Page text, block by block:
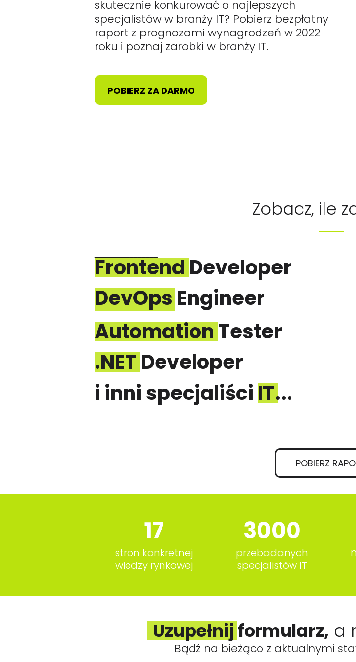
skutecznie konkurować o najlepszych
specjalistów w branży IT? Pobierz bezpłatny
raport z prognozami wynagrodzeń w 2022
roku i poznaj zarobki w branży IT.
POBIERZ ZA DARMO
Zobacz, ile
Frontend Developer
DevOps Engineer
Automation Tester
.NET Developer
i inni specjaliści IT...
POBIERZ
17
stron konkretnej
wiedzy rynkowej
3000
przebadanych
specjalistów IT
Uzupełnij formularz, a
Bądź na bieżąco z aktualnymi